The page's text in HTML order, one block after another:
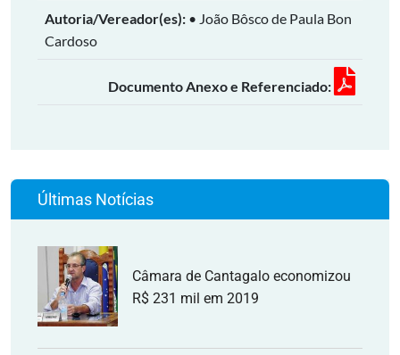
Autoria/Vereador(es): • João Bôsco de Paula Bon
Cardoso
Documento Anexo e Referenciado:
Últimas Notícias
Câmara de Cantagalo economizou
R$ 231 mil em 2019